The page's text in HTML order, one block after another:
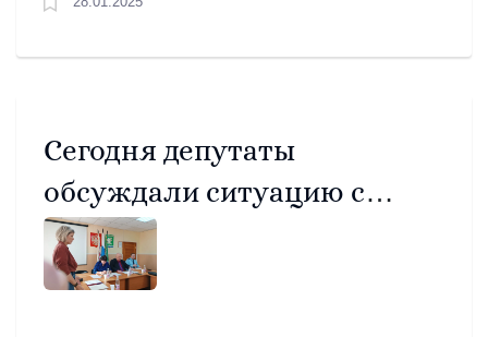
Трифоново Игорь Шмурыгин.
Сегодня депутаты
обсуждали ситуацию с
водоснабжением поселка
Буланаш